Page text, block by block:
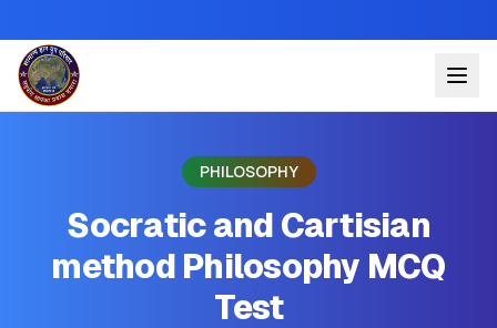
PHILOSOPHY
Socratic and Cartisian
method Philosophy MCQ
Test